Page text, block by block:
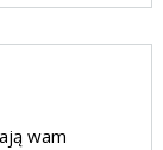
wam